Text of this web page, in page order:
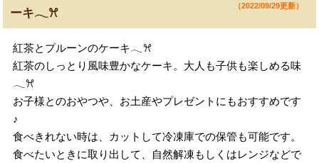
ーキ𓂃ꕮ
（2022/09/29更新）
紅茶とプルーンのケーキ𓂃ꕮ
紅茶のしっとり風味豊かなケーキ。大人も子供も楽しめる味
𓂃ꕮ
お子様とのおやつや、お土産やプレゼントにもおすすめです
♪
食べきれない時は、カットして冷凍庫での保管も可能です。
食べたいときに取り出して、自然解凍もしくはレンジなどで